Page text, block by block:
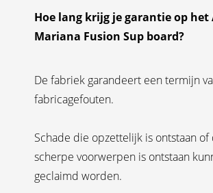
Hoe lang krijg je garantie op het
Mariana Fusion Sup board?
De fabriek garandeert een termijn
fabricagefouten.
Schade die opzettelijk is ontstaan
scherpe voorwerpen is ontstaan
geclaimd worden.